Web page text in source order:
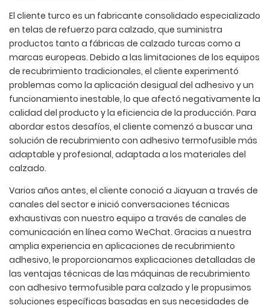
El cliente turco es un fabricante consolidado especializado
en telas de refuerzo para calzado, que suministra
productos tanto a fábricas de calzado turcas como a
marcas europeas. Debido a las limitaciones de los equipos
de recubrimiento tradicionales, el cliente experimentó
problemas como la aplicación desigual del adhesivo y un
funcionamiento inestable, lo que afectó negativamente la
calidad del producto y la eficiencia de la producción. Para
abordar estos desafíos, el cliente comenzó a buscar una
solución de recubrimiento con adhesivo termofusible más
adaptable y profesional, adaptada a los materiales del
calzado.
Varios años antes, el cliente conoció a Jiayuan a través de
canales del sector e inició conversaciones técnicas
exhaustivas con nuestro equipo a través de canales de
comunicación en línea como WeChat. Gracias a nuestra
amplia experiencia en aplicaciones de recubrimiento
adhesivo, le proporcionamos explicaciones detalladas de
las ventajas técnicas de las máquinas de recubrimiento
con adhesivo termofusible para calzado y le propusimos
soluciones específicas basadas en sus necesidades de